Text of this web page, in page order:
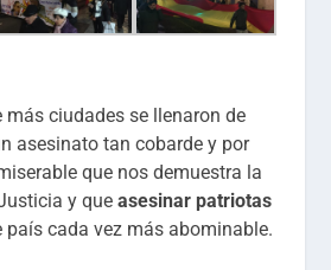
más ciudades se llenaron de
asesinato tan cobarde y por
que nos demuestra la
y queasesinar patriotas
país cada vez más abominable.